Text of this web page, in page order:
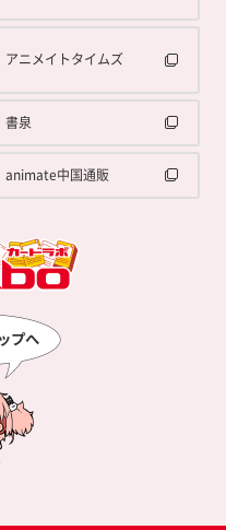
アニメイトタイムズ
書泉
animate中国通販